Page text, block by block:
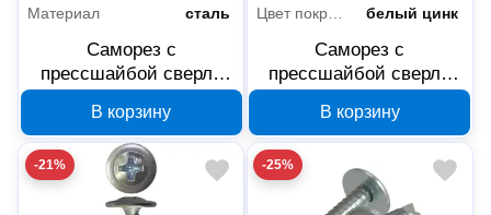
Материал
сталь
Саморез с
прессшайбой сверло
ГОСТ 4,2x16 1000 шт
PR17.00326
В корзину
Цвет покрытия
белый цинк
Саморез с
прессшайбой сверло
ГОСТ 4,2x13 500 шт
PR17.00324
В корзину
-21% -25%